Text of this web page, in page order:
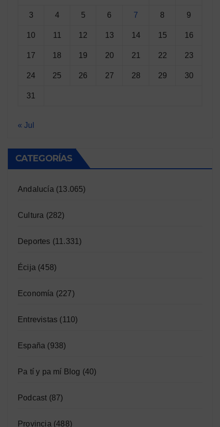
3 4 5 6 7 8 9
10 11 12 13 14 15 16
17 18 19 20 21 22 23
24 25 26 27 28 29 30
31
« Jul
CATEGORÍAS
Andalucía (13.065)
Cultura (282)
Deportes (11.331)
Écija (458)
Economía (227)
Entrevistas (110)
España (938)
Pa tí y pa mí Blog (40)
Podcast (87)
Provincia (488)